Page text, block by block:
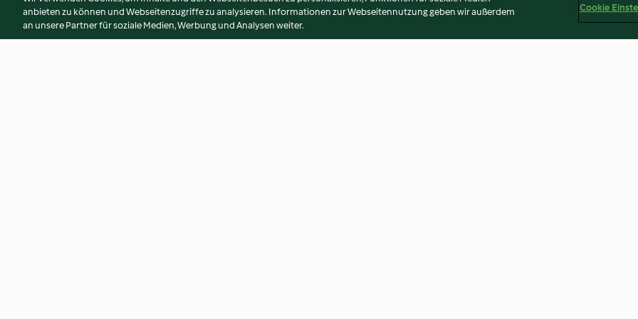
anbieten zu können und Webseitenzugriffe zu analysieren. Informationen zur Webseitennutzung geben wir außerdem
an unsere Partner für soziale Medien, Werbung und Analysen weiter.
Cookie